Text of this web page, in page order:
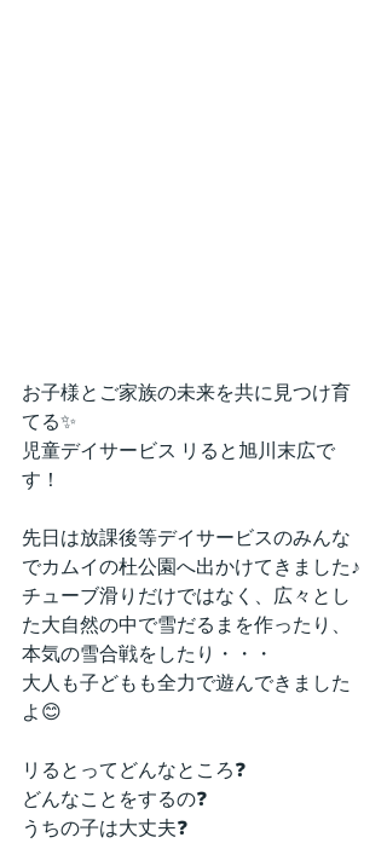
お子様とご家族の未来を共に見つけ育
てる✨
児童デイサービス リると旭川末広で
す！
先日は放課後等デイサービスのみんな
でカムイの杜公園へ出かけてきました♪
チューブ滑りだけではなく、広々とし
た大自然の中で雪だるまを作ったり、
本気の雪合戦をしたり・・・
大人も子どもも全力で遊んできました
よ😊
リるとってどんなところ❓
どんなことをするの❓
うちの子は大丈夫❓